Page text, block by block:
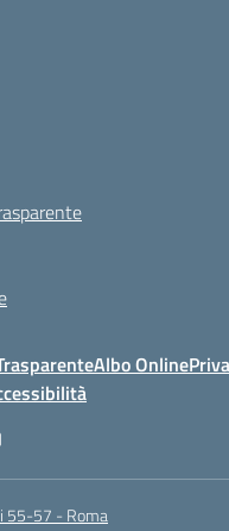
Albo Online
55-57 - Roma